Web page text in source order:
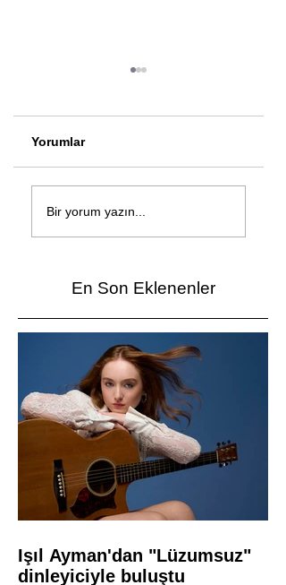
yeni şarkı: Bir Ev
Yorumlar
Bir yorum yazın...
En Son Eklenenler
Işıl Ayman'dan "Lüzumsuz"
dinleyiciyle buluştu